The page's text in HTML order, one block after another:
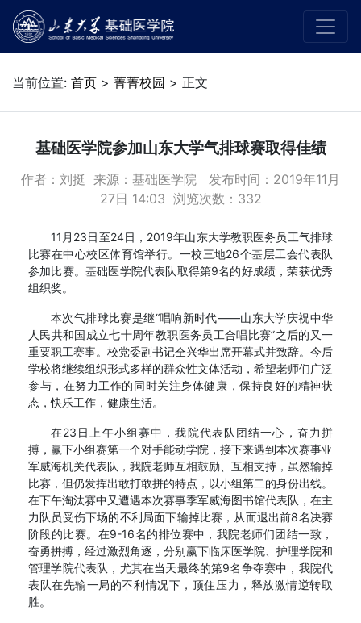
当前位置: 首页 > 菁菁校园 > 正文
基础医学院参加山东大学气排球赛取得佳绩
作者：刘挺 来源：基础医学院 发布时间：2019年11月
27日 14:03 浏览次数： 332
11月23日至24日，2019年山东大学教职医务员工气排球
比赛在中心校区体育馆举行。一校三地26个基层工会代表队
参加比赛。基础医学院代表队取得第9名的好成绩，荣获优秀
组织奖。
本次气排球比赛是继“唱响新时代——山东大学庆祝中华
人民共和国成立七十周年教职医务员工合唱比赛”之后的又一
重要职工赛事。校党委副书记仝兴华出席开幕式并致辞。今后
学校将继续组织形式多样的群众性文体活动，希望老师们广泛
参与，在努力工作的同时关注身体健康，保持良好的精神状
态，快乐工作，健康生活。
在23日上午小组赛中，我院代表队团结一心，奋力拼
搏，赢下小组赛第一个对手能动学院，接下来遇到本次赛事亚
军威海机关代表队，我院老师互相鼓励、互相支持，虽然输掉
比赛，但仍发挥出敢打敢拼的特点，以小组第二的身份出线。
在下午淘汰赛中又遭遇本次赛事季军威海图书馆代表队，在主
力队员受伤下场的不利局面下输掉比赛，从而退出前8名决赛
阶段的比赛。在9-16名的排位赛中，我院老师们团结一致，
奋勇拼搏，经过激烈角逐，分别赢下临床医学院、护理学院和
管理学院代表队，尤其在当天最终的第9名争夺赛中，我院代
表队在先输一局的不利情况下，顶住压力，释放激情逆转取
胜。